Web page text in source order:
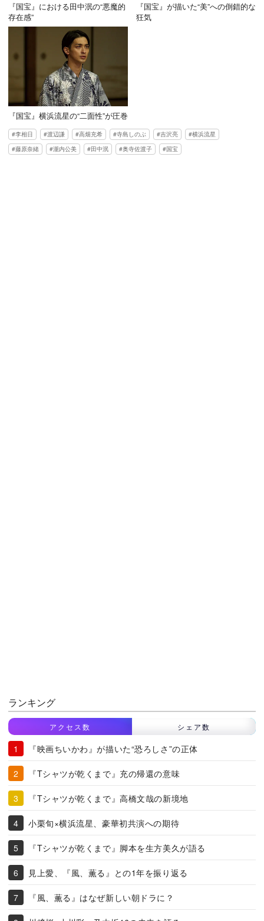
『国宝』における田中泯の“悪魔的
存在感”
『国宝』が描いた“美”への倒錯的な
狂気
『国宝』横浜流星の“二面性”が圧巻
李相日 渡辺謙 高畑充希 寺島しのぶ 吉沢亮
横浜流星
藤原奈緒
瀧内公美 田中泯 奥寺佐渡子 国宝
ランキング
アクセス数 シェア数
『映画ちいかわ』が描いた“恐ろしさ”の正体
『Tシャツが乾くまで』充の帰還の意味
『Tシャツが乾くまで』高橋文哉の新境地
小栗旬×横浜流星、豪華初共演への期待
『Tシャツが乾くまで』脚本を生方美久が語る
見上愛、『風、薫る』との1年を振り返る
『風、薫る』はなぜ新しい朝ドラに？